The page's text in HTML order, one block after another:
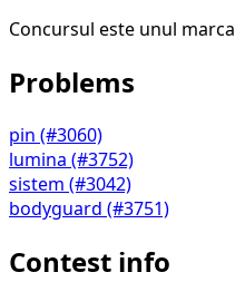
Concursul este unul marca
Problems
pin (#3060)
lumina (#3752)
sistem (#3042)
bodyguard (#3751)
Contest info